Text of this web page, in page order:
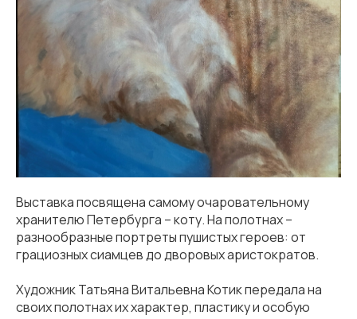
Выставка посвящена самому очаровательному
хранителю Петербурга – коту. На полотнах –
разнообразные портреты пушистых героев: от
грациозных сиамцев до дворовых аристократов.
Художник Татьяна Витальевна Котик передала на
своих полотнах их характер, пластику и особую